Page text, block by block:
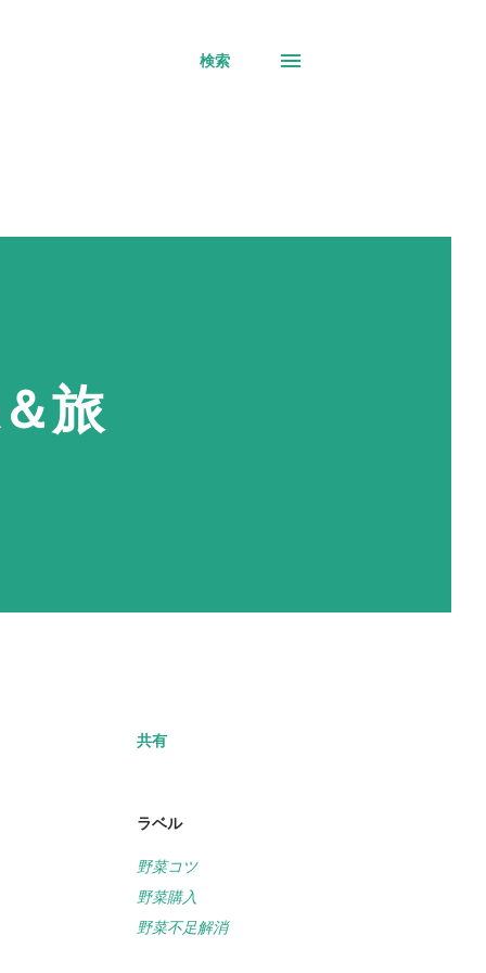
検索
旅
共有
ラベル
野菜コツ
野菜購入
野菜不足解消